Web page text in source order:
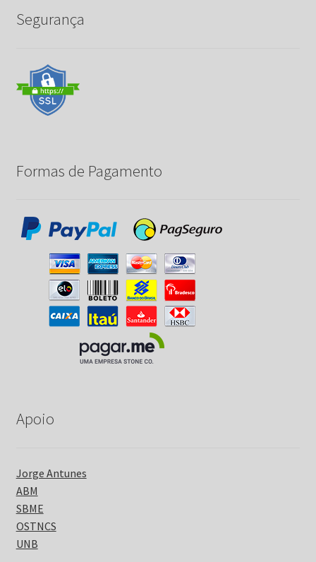
Segurança
Formas de Pagamento
Apoio
Jorge Antunes
ABM
SBME
OSTNCS
UNB